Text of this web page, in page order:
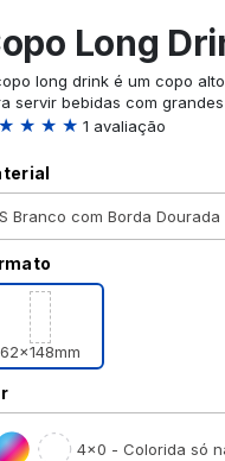
Long
long drink é um copo
servir bebidas com
★ ★ ★ 1 avaliação
62x148mm
4×0 - Colorida só